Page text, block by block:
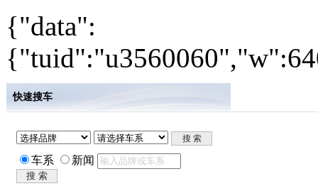
{"data":
快速搜车
车系 新闻